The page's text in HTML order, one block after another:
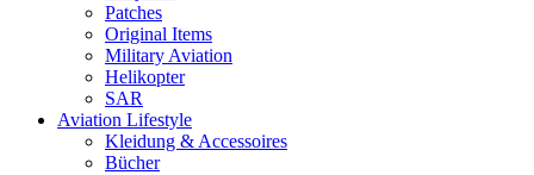
Patches
Original Items
Military Aviation
Helikopter
SAR
Aviation Lifestyle
Kleidung & Accessoires
Bücher